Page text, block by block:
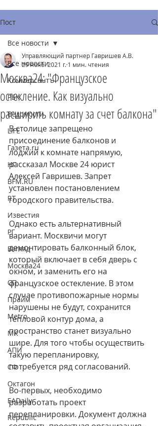
Пост
Все новости
Коммерсантъ
РБК
Ведомости
LIFE
Газета.ru
НГ
BFM.RU
RT
Известия
РГ
Взгляд
Москва24
СП
Прайм
Metro
МК
АПИ
СФ
Октагон
EADaily
Republic
Все новости
Москва24: "Французское
остекление. Как визуально
расширить комнату за счет балкона"
Управляющий партнер Гавришев А.В.
29 нояб. 2021 г. 1 мин. чтения
В столице запрещено
присоединение балконов и
лоджий к комнате напрямую,
рассказал Москве 24 юрист
Алексей Гавришев. Запрет
установлен постановлением
городского правительства.
Однако есть альтернативный
вариант. Москвичи могут
демонтировать балконный блок,
который включает в себя дверь с
окном, и заменить его на
французское остекление. В этом
случае противопожарные нормы
нарушены не будут, сохранится
тепловой контур дома, а
пространство станет визуально
шире. Для того чтобы осуществить
такую перепланировку,
потребуется ряд согласований.
Во-первых, необходимо
разработать проект
перепланировки. Документ должна